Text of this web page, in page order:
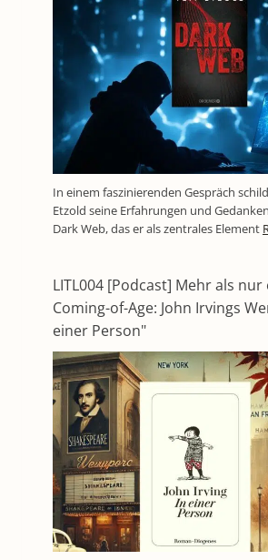
In einem faszinierenden Gespräch
Etzold seine Erfahrungen und
Dark Web, das er als zentrales Element
LITL004 [Podcast] Mehr als nur
Coming-of-Age: John Irvings
einer Person"